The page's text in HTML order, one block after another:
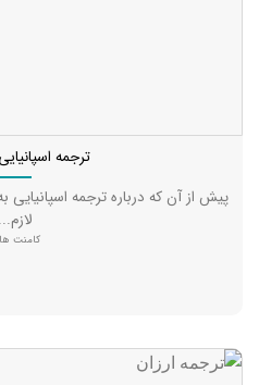
ترجمه
پیش از آن که درباره ترجمه
لازم...
کامنت ها 2